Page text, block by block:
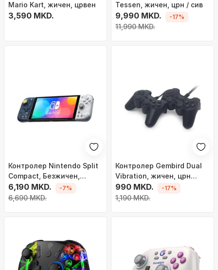
Mario Kart, жичен, црвен
3,590 MKD.
Tessen, жичен, црн / сив
9,990 MKD.
11,990 MKD.
-17%
Контролер Nintendo Split
Compact, Безжичен,
шарен
6,190 MKD.
6,690 MKD.
-7%
Контролер Gembird Dual
Vibration, жичен, црн
(JPD-UDV2-01)
990 MKD.
1,190 MKD.
-17%